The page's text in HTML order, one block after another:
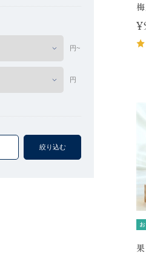
円~
円
絞り込む